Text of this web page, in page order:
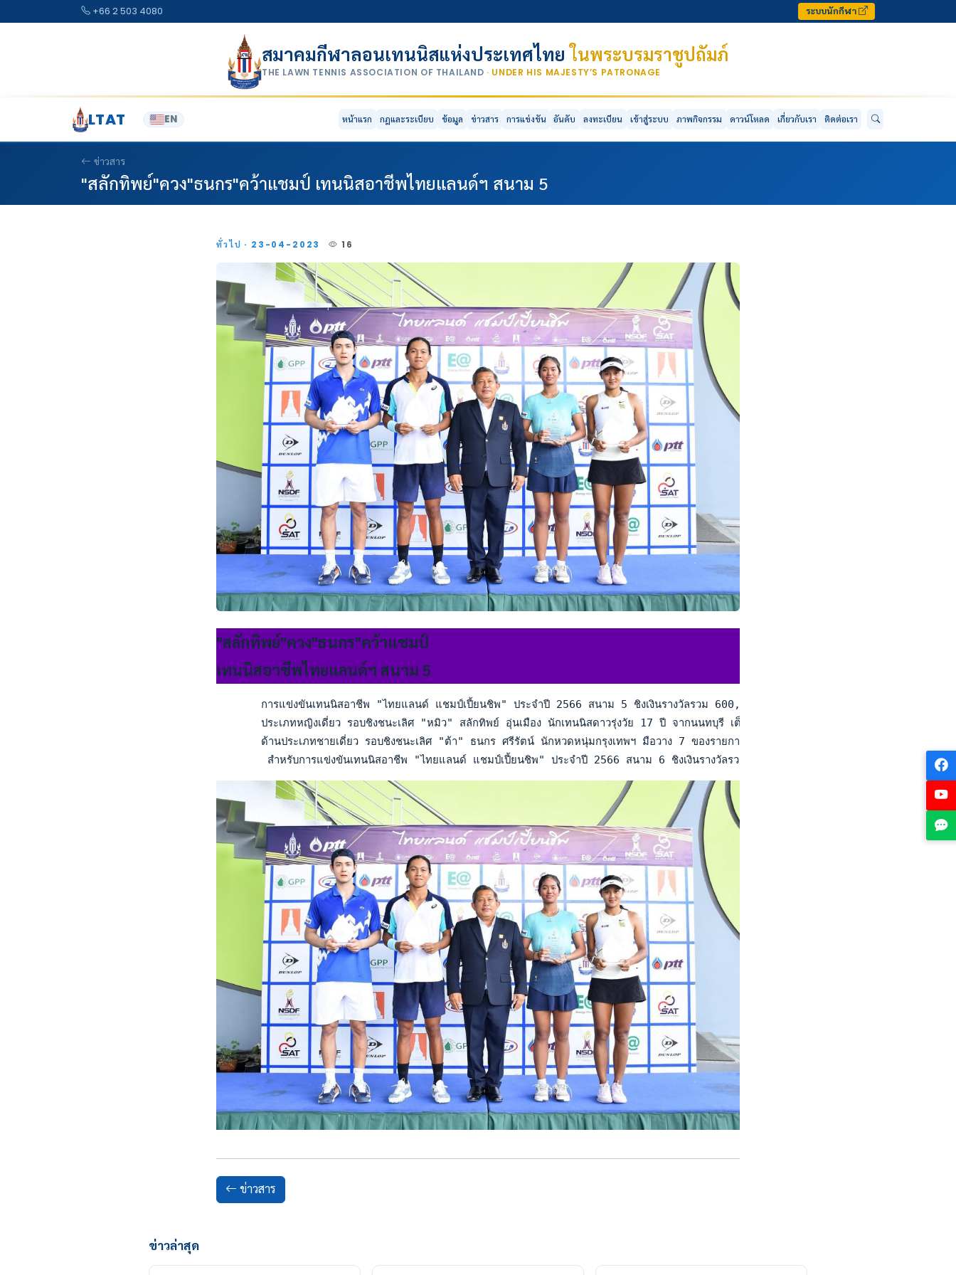
+66 2 503 4080 ระบบนักกีฬา
สมาคมกีฬาลอนเทนนิสแห่งประเทศไทยในพระบรมราชูปถัมภ์
THE LAWN TENNIS ASSOCIATION OF THAILAND · UNDER HIS MAJESTY’S PATRONAGE
LTAT EN หน้าแรก กฎและระเบียบ ข้อมูล ข่าวสาร การแข่งขัน อันดับ ลงทะเบียน เข้าสู่ระบบ ภาพกิจกรรม ดาวน์โหลด เกี่ยวกับเรา ติดต่อเรา
ข่าวสาร
"สลักทิพย์"ควง"ธนกร"คว้าแชมป์ เทนนิสอาชีพไทยแลนด์ฯ สนาม 5
ทั่วไป · 23-04-2023 16
"สลักทิพย์"ควง"ธนกร"คว้าแชมป์
เทนนิสอาชีพไทยแลนด์ฯ สนาม 5
การแข่งขันเทนนิสอาชีพ "ไทยแลนด์ แชมป์เปี้ยนชิพ" ประจำปี 2566 สนาม 5 ชิงเงินรางวัลรวม 600,000 บาท ณ ศูนย์พัฒนากีฬาเทนนิสแห่งชา
ประเภทหญิงเดี่ยว รอบชิงชนะเลิศ "หมิว" สลักทิพย์ อุ่นเมือง นักเทนนิสดาวรุ่งวัย 17 ปี จากนนทบุรี เต็ง 4 ของรายการ และมือ 18 ของไทย
ด้านประเภทชายเดี่ยว รอบชิงชนะเลิศ "ต้า" ธนกร ศรีรัตน์ นักหวดหนุ่มกรุงเทพฯ มือวาง 7 ของรายการ และมือ 25 ของไทย พบกับ "สิงห์" พ
สำหรับการแข่งขันเทนนิสอาชีพ "ไทยแลนด์ แชมป์เปี้ยนชิพ" ประจำปี 2566 สนาม 6 ชิงเงินรางวัลรวม 600,000 บาท ณ ศูนย์พัฒนากีฬาเทนนิส
ข่าวสาร
ข่าวล่าสุด